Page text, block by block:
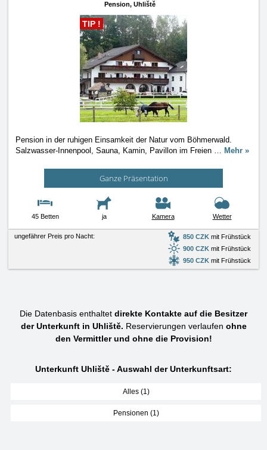
Pension, Uhliště
TIP !
Pension in der ruhigen Einsamkeit der Natur vom Böhmerwald.
Salzwasser-Innenpool, Sauna, Kamin, Pavillon im Freien … Mehr »
Ganze Präsentation
45 Betten ja Kamera Wetter
ungefährer Preis pro Nacht: 850 CZK mit Frühstück
900 CZK mit Frühstück
950 CZK mit Frühstück
Die Datenbasis enthaltet direkte Kontakte auf die Besitzer
der Unterkunft in Uhliště. Reservierungen verlaufen ohne
den Vermittler und ohne die Provision!
Unterkunft Uhliště - Auswahl der Unterkunftsart:
Alles (1)
Pensionen (1)